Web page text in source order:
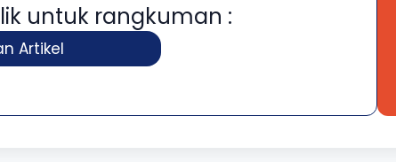
untuk rangkuman :
Artikel